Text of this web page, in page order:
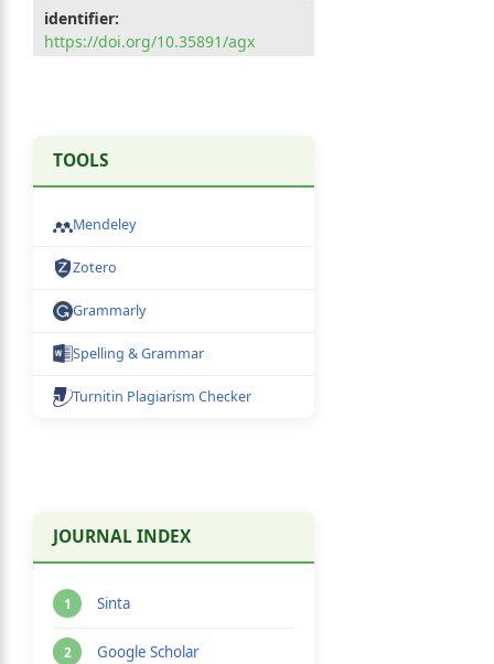
identifier:
https://doi.org/10.35891/agx
TOOLS
Mendeley
Zotero
Grammarly
Spelling & Grammar
Turnitin Plagiarism Checker
JOURNAL INDEX
Sinta
Google Scholar